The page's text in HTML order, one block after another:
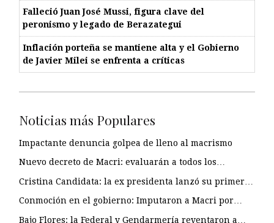
Falleció Juan José Mussi, figura clave del
peronismo y legado de Berazategui
Inflación porteña se mantiene alta y el Gobierno
de Javier Milei se enfrenta a críticas
Noticias más Populares
Impactante denuncia golpea de lleno al macrismo
Nuevo decreto de Macri: evaluarán a todos los…
Cristina Candidata: la ex presidenta lanzó su primer…
Conmoción en el gobierno: Imputaron a Macri por…
Bajo Flores: la Federal y Gendarmería reventaron a…